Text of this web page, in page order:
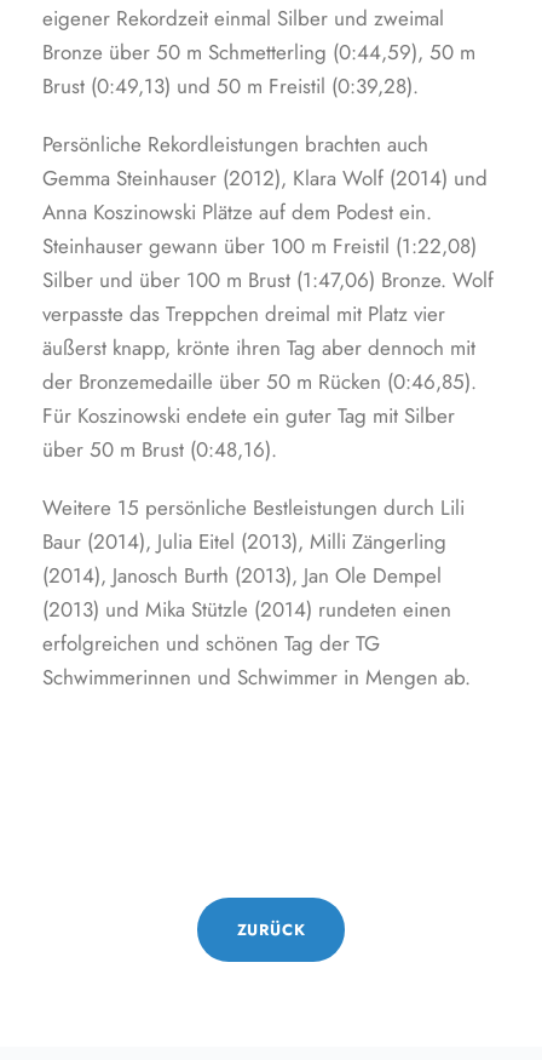
eigener Rekordzeit einmal Silber und zweimal
Bronze über 50 m Schmetterling (0:44,59), 50 m
Brust (0:49,13) und 50 m Freistil (0:39,28).
Persönliche Rekordleistungen brachten auch
Gemma Steinhauser (2012), Klara Wolf (2014) und
Anna Koszinowski Plätze auf dem Podest ein.
Steinhauser gewann über 100 m Freistil (1:22,08)
Silber und über 100 m Brust (1:47,06) Bronze. Wolf
verpasste das Treppchen dreimal mit Platz vier
äußerst knapp, krönte ihren Tag aber dennoch mit
der Bronzemedaille über 50 m Rücken (0:46,85).
Für Koszinowski endete ein guter Tag mit Silber
über 50 m Brust (0:48,16).
Weitere 15 persönliche Bestleistungen durch Lili
Baur (2014), Julia Eitel (2013), Milli Zängerling
(2014), Janosch Burth (2013), Jan Ole Dempel
(2013) und Mika Stützle (2014) rundeten einen
erfolgreichen und schönen Tag der TG
Schwimmerinnen und Schwimmer in Mengen ab.
ZURÜCK